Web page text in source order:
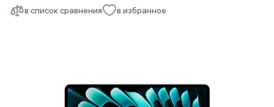
в список сравнения в избранное